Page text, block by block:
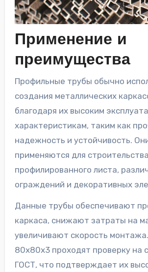
Применение и
преимущества
Профильные трубы обычно
создания металлических
благодаря их высоким
характеристикам, таким как
надежность и устойчивость.
применяются для
профилированного листа,
ограждений и декоративных
Данные трубы обеспечивают
каркаса, снижают затраты на
увеличивают скорость
80х80х3 проходят проверку на
ГОСТ, что подтверждает их